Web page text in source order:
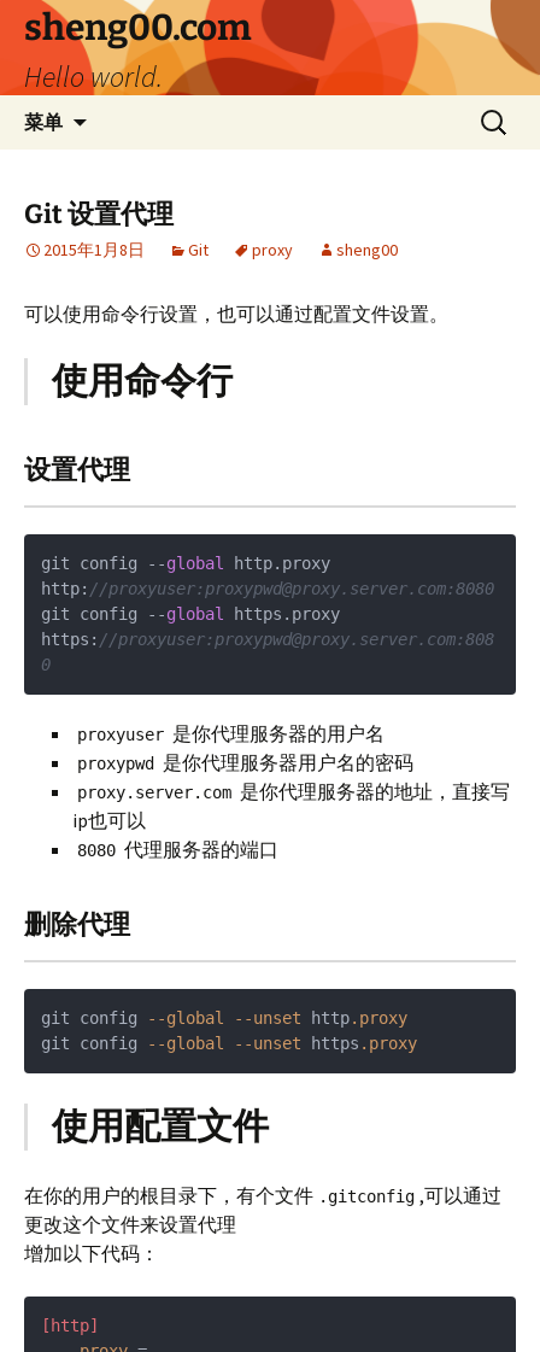
文
sheng00.com
Hello world.
菜单
搜
索：
Git 设置代理
2015年1月8日 Git proxy sheng00
可以使用命令行设置，也可以通过配置文件设置。
使用命令行
设置代理
git config --global
http.proxy
http: //proxyuser:proxypwd@proxy.server.com:8080
git config --global
https.proxy
https: //proxyuser:proxypwd@proxy.server.com:808
0
proxyuser 是你代理服务器的用户名
proxypwd 是你代理服务器用户名的密码
proxy.server.com 是你代理服务器的地址，直接写
ip也可以
8080 代理服务器的端口
删除代理
git config --global --unset http.proxy
git config
--global --unset https .proxy
使用配置文件
在你的用户的根目录下，有个文件 .gitconfig ,可以通过
更改这个文件来设置代理
增加以下代码：
[http]